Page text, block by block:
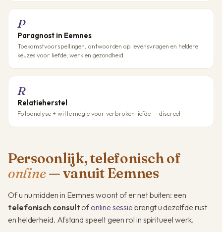
P
Paragnost in Eemnes
Toekomstvoorspellingen, antwoorden op levensvragen en heldere
keuzes voor liefde, werk en gezondheid.
R
Relatieherstel
Fotoanalyse + witte magie voor verbroken liefde — discreet
Persoonlijk, telefonisch of
online— vanuit Eemnes
Of u nu midden in Eemnes woont of er net buiten: een
telefonisch consult of online sessie brengt u dezelfde rust
en helderheid. Afstand speelt geen rol in spiritueel werk.